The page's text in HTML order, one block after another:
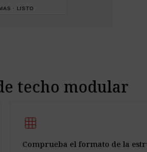
· LISTO
techo modular
grid_on
Comprueba el formato de la